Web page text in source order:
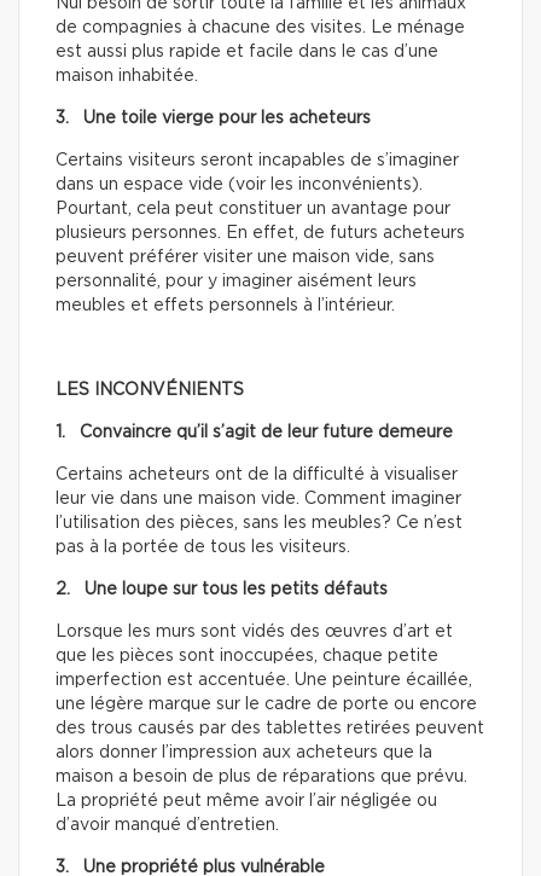
Nul besoin de sortir toute la famille et les animaux
de compagnies à chacune des visites. Le ménage
est aussi plus rapide et facile dans le cas d’une
maison inhabitée.
3. Une toile vierge pour les acheteurs
Certains visiteurs seront incapables de s’imaginer
dans un espace vide (voir les inconvénients).
Pourtant, cela peut constituer un avantage pour
plusieurs personnes. En effet, de futurs acheteurs
peuvent préférer visiter une maison vide, sans
personnalité, pour y imaginer aisément leurs
meubles et effets personnels à l’intérieur.
LES INCONVÉNIENTS
1. Convaincre qu’il s’agit de leur future demeure
Certains acheteurs ont de la difficulté à visualiser
leur vie dans une maison vide. Comment imaginer
l’utilisation des pièces, sans les meubles? Ce n’est
pas à la portée de tous les visiteurs.
2. Une loupe sur tous les petits défauts
Lorsque les murs sont vidés des œuvres d’art et
que les pièces sont inoccupées, chaque petite
imperfection est accentuée. Une peinture écaillée,
une légère marque sur le cadre de porte ou encore
des trous causés par des tablettes retirées peuvent
alors donner l’impression aux acheteurs que la
maison a besoin de plus de réparations que prévu.
La propriété peut même avoir l’air négligée ou
d’avoir manqué d’entretien.
3. Une propriété plus vulnérable